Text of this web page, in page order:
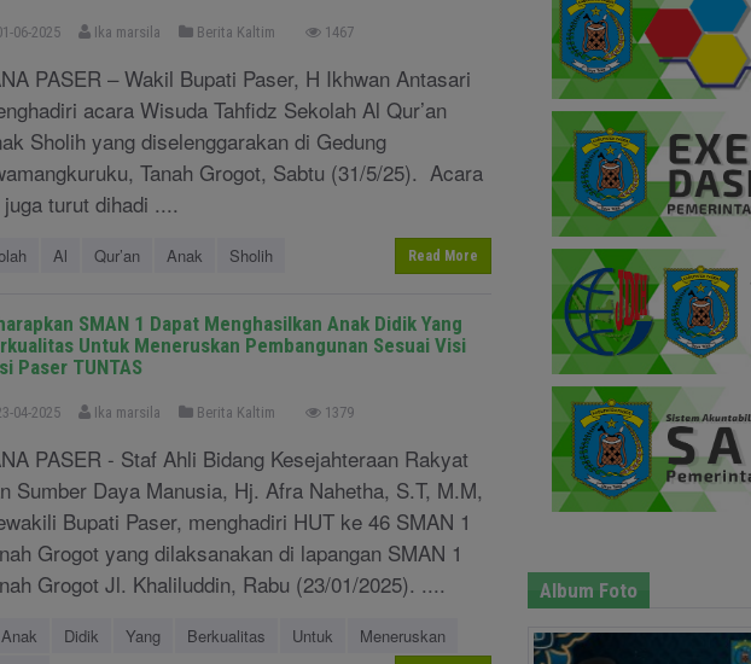
06-2025 Ika marsila Berita Kaltim 1467
PASER – Wakil Bupati Paser, H Ikhwan Antasari
acara Wisuda Tahfidz Sekolah Al Qur’an
Sholih yang diselenggarakan di Gedung
Tanah Grogot, Sabtu (31/5/25). Acara
turut dihadi ....
Al Qur’an Anak Sholih Read More
SMAN 1 Dapat Menghasilkan Anak Didik Yang
Untuk Meneruskan Pembangunan Sesuai Visi
Paser TUNTAS
04-2025 Ika marsila Berita Kaltim 1379
PASER - Staf Ahli Bidang Kesejahteraan Rakyat
Sumber Daya Manusia, Hj. Afra Nahetha, S.T, M.M,
Bupati Paser, menghadiri HUT ke 46 SMAN 1
Grogot yang dilaksanakan di lapangan SMAN 1
Grogot Jl. Khaliluddin, Rabu (23/01/2025). ....
Anak Didik Yang Berkualitas Untuk
Meneruskan
Album Foto